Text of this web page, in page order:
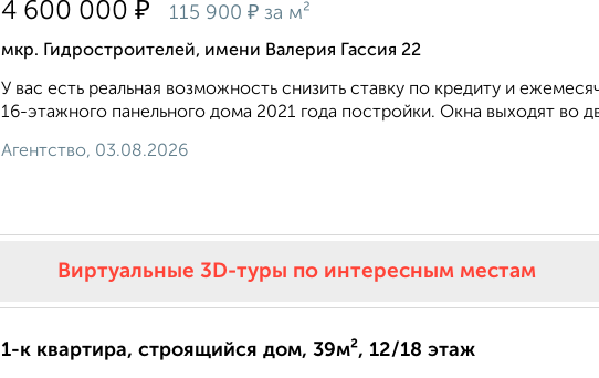
4 600 000 ₽ 115 900 ₽ за м²
мкр. Гидростроителей, имени Валерия Гассия 22
У вас есть реальная возможность снизить ставку по кредиту и
16-этажного панельного дома 2021 года постройки. Окна выходят во
Агентство, 03.08.2026
Виртуальные 3D-туры по интересным местам
1-к квартира, строящийся дом, 39м², 12/18 этаж